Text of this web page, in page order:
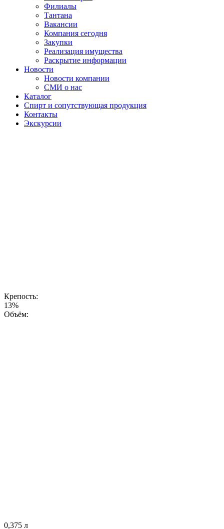
Филиалы
Тантана
Вакансии
Компания сегодня
Закупки
Реализация имущества
Раскрытие информации
Новости
Новости компании
СМИ о нас
Каталог
Спирт и сопутствующая продукция
Контакты
Экскурсии
Крепость:
13%
Объём:
0,375 л